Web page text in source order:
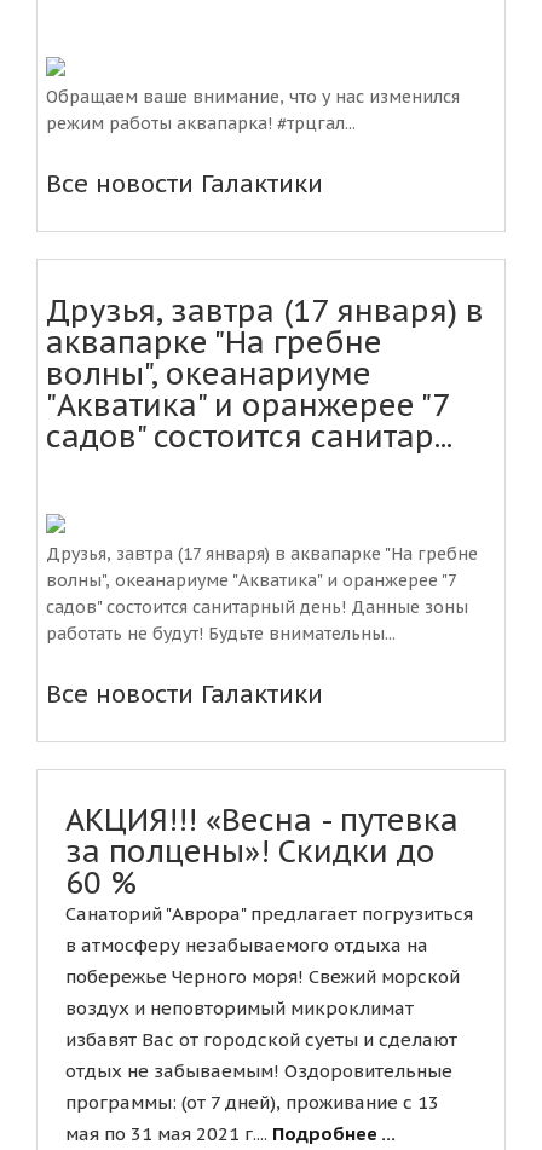
Обращаем ваше внимание, что у нас изменился
режим работы аквапарка! #трцгал...
Все новости Галактики
Друзья, завтра (17 января) в
аквапарке "На гребне
волны", океанариуме
"Акватика" и оранжерее "7
садов" состоится санитар...
Друзья, завтра (17 января) в аквапарке "На гребне
волны", океанариуме "Акватика" и оранжерее "7
садов" состоится санитарный день! Данные зоны
работать не будут! Будьте внимательны...
Все новости Галактики
АКЦИЯ!!! «Весна - путевка
за полцены»! Скидки до
60 %
Санаторий "Аврора" предлагает погрузиться
в атмосферу незабываемого отдыха на
побережье Черного моря! Свежий морской
воздух и неповторимый микроклимат
избавят Вас от городской суеты и сделают
отдых не забываемым! Оздоровительные
программы: (от 7 дней), проживание с 13
мая по 31 мая 2021 г.... Подробнее ...